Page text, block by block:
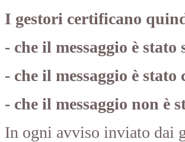
I gestori certificano
- che il messaggio è stato
- che il messaggio è stato
- che il messaggio non è
In ogni avviso inviato dai